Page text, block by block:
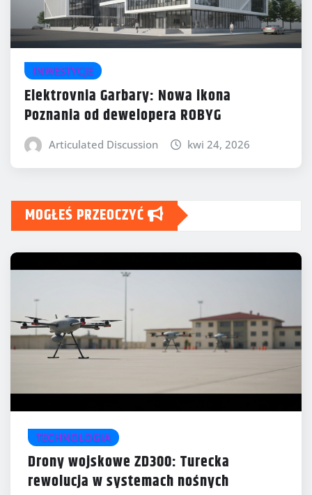
INWESTYCJE
Elektrovnia Garbary: Nowa ikona
Poznania od dewelopera ROBYG
Articulated Discussion kwi 24, 2026
MOGŁEŚ PRZEOCZYĆ
TECHNOLOGIA
Drony wojskowe ZD300: Turecka
rewolucja w systemach nośnych